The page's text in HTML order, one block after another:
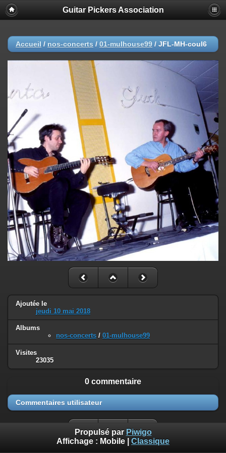
Guitar Pickers Association
Accueil / nos-concerts / 01-mulhouse99 / JFL-MH-coul6
Ajoutée le
jeudi 10 mai 2018
Albums
nos-concerts / 01-mulhouse99
Visites
23035
0 commentaire
Commentaires utilisateur
Propulsé par Piwigo
Affichage : Mobile Classique